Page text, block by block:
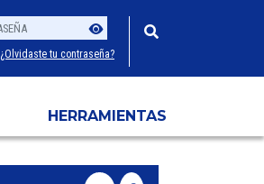
Usuario
Contraseña
¿Olvidaste tu contraseña?
HERRAMIENTAS